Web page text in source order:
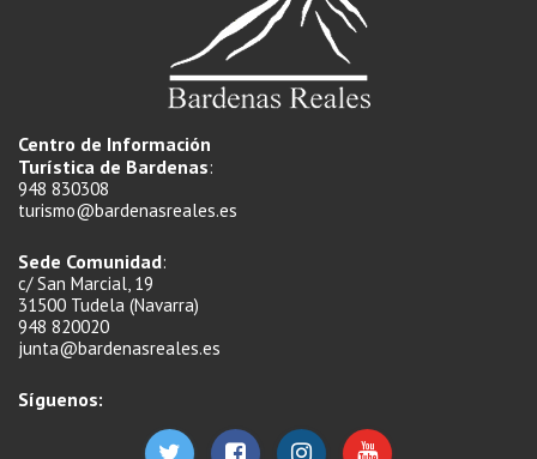
Centro de Información
Turística de Bardenas:
948 830308
turismo@bardenasreales.es
Sede Comunidad:
c/ San Marcial, 19
31500 Tudela (Navarra)
948 820020
junta@bardenasreales.es
Síguenos: